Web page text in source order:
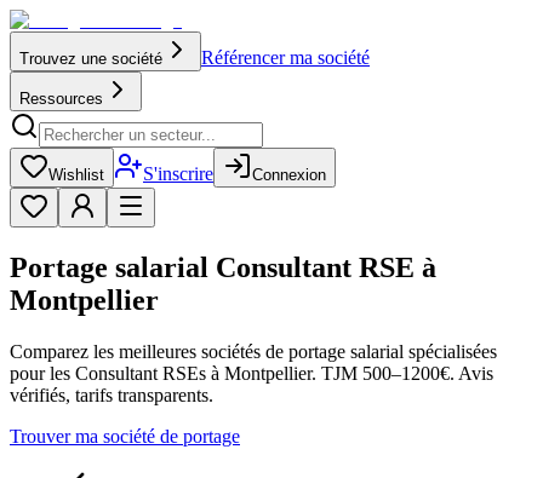
Trouvez une société Référencer ma société
Ressources
Wishlist S'inscrire Connexion
Portage salarial Consultant RSE à
Montpellier
Comparez les meilleures sociétés de portage salarial spécialisées
pour les Consultant RSEs à Montpellier. TJM 500–1200€. Avis
vérifiés, tarifs transparents.
Trouver ma société de portage